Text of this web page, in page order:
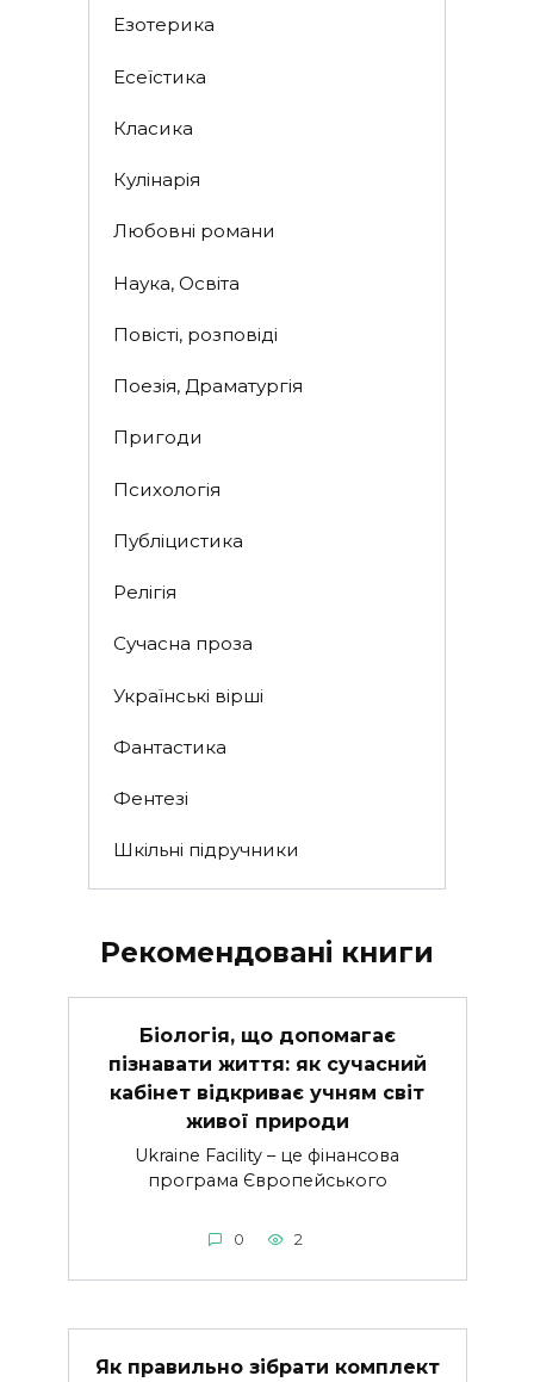
Езотерика
Есеїстика
Класика
Кулінарія
Любовні романи
Наука, Освіта
Повісті, розповіді
Поезія, Драматургія
Пригоди
Психологія
Публіцистика
Релігія
Сучасна проза
Українські вірші
Фантастика
Фентезі
Шкільні підручники
Рекомендовані книги
Біологія, що допомагає
пізнавати життя: як сучасний
кабінет відкриває учням світ
живої природи
Ukraine Facility – це фінансова
програма Європейського
0 2
Як правильно зібрати комплект